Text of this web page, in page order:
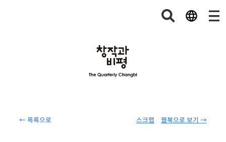
← 목록으로 웹북으로 보기 →
스크랩